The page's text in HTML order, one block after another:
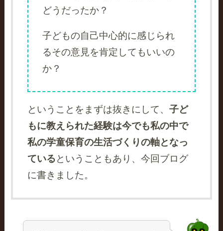
どうだったか？
子どもの自己中心的に感じられ
るその意見を肯定してもいいの
か？
ということをまずは抜きにして、 子ど
もに教えられた経験は今でも私の中で
私の学童保育の生活づくりの軸となっ
ているということもあり、今回ブログ
に書きました。